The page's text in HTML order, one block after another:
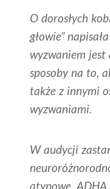
O dorosłych
głowie”
wyzwaniem
sposoby na to,
także z innymi
wyzwaniami.
W audycji
atypowe. ADHA